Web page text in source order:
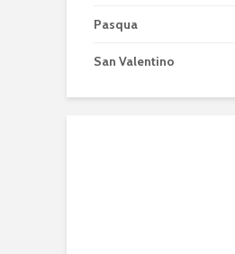
Pasqua
San Valentino